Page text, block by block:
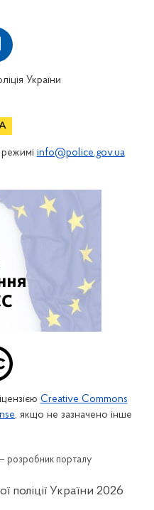
України
info@police.gov.ua
Creative Commons
, якщо не зазначено інше
поліції України 2026
розробник порталу